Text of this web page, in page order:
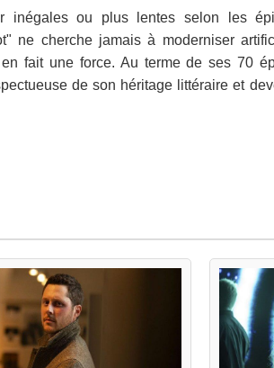
inégales ou plus lentes selon les
ne cherche jamais à moderniser
fait une force. Au terme de ses 70
de son héritage littéraire et